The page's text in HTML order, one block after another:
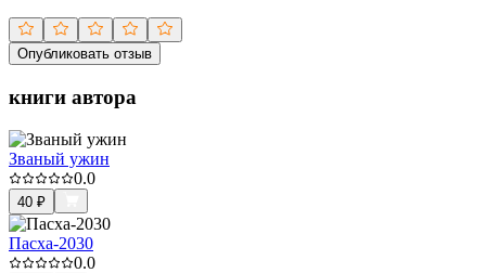
Опубликовать отзыв
книги автора
Званый ужин
0.0
40 ₽
Пасха-2030
0.0